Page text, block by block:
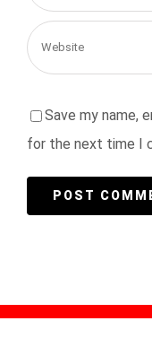
Save my name,
for the next time I